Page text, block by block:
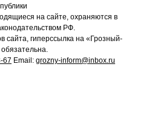
на сайте, охраняются в
РФ.
сайта, гиперссылка на «Грозный-
67 Email: grozny-inform@inbox.ru